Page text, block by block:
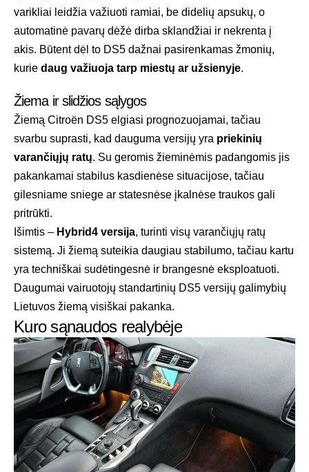
varikliai leidžia važiuoti ramiai, be didelių apsukų, o
automatinė pavarų dėžė dirba sklandžiai ir nekrenta į
akis. Būtent dėl to DS5 dažnai pasirenkamas žmonių,
kurie daug važiuoja tarp miestų ar užsienyje.
Žiema ir slidžios sąlygos
Žiemą Citroën DS5 elgiasi prognozuojamai, tačiau
svarbu suprasti, kad dauguma versijų yra priekinių
varančiųjų ratų. Su geromis žieminėmis padangomis jis
pakankamai stabilus kasdienėse situacijose, tačiau
gilesniame sniege ar statesnėse įkalnėse traukos gali
pritrūkti.
Išimtis – Hybrid4 versija, turinti visų varančiųjų ratų
sistemą. Ji žiemą suteikia daugiau stabilumo, tačiau kartu
yra techniškai sudėtingesnė ir brangesnė eksploatuoti.
Daugumai vairuotojų standartinių DS5 versijų galimybių
Lietuvos žiemą visiškai pakanka.
Kuro sąnaudos realybėje